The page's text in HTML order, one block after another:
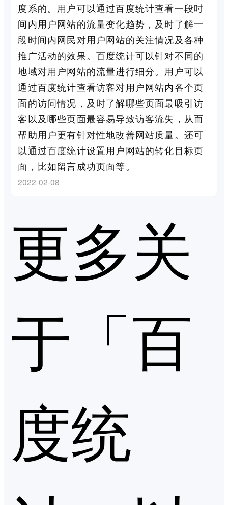
度系的。用户可以通过百度统计查看一段时
间内用户网站的流量变化趋势，及时了解一
段时间内网民对用户网站的关注情况及各种
推广活动的效果。百度统计可以针对不同的
地域对用户网站的流量进行细分。用户可以
通过百度统计查看访客对用户网站内各个页
面的访问情况，及时了解哪些页面最吸引访
客以及哪些页面最容易导致访客流失，从而
帮助用户更有针对性地改善网站质量。还可
以通过百度统计设置用户网站的转化目标页
面，比如留言成功页面等。
2022-02-08
更多关
于「百
度统